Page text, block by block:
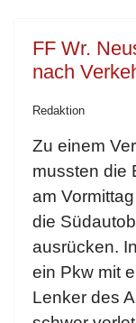
FF Wr.
nach
Redaktion
Zu einem
mussten die
am
die
ausrücken.
ein Pkw mit
Lenker des